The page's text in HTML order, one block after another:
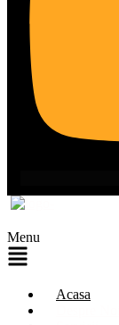
Menu
Acasa